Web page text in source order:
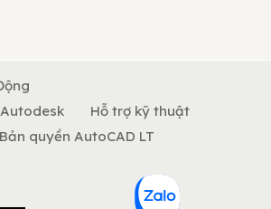
Hỗ trợ kỹ thuật
Bản quyền AutoCAD LT